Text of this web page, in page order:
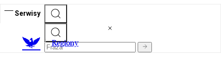
Serwisy
Regiony